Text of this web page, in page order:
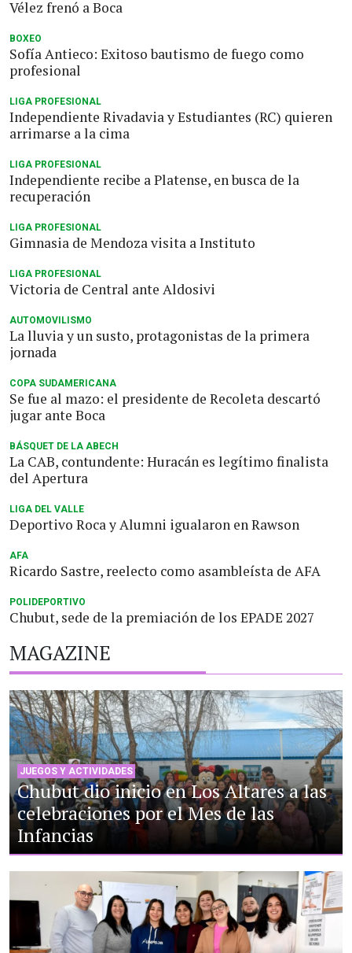
Vélez frenó a Boca
BOXEO
Sofía Antieco: Exitoso bautismo de fuego como
profesional
LIGA PROFESIONAL
Independiente Rivadavia y Estudiantes (RC) quieren
arrimarse a la cima
LIGA PROFESIONAL
Independiente recibe a Platense, en busca de la
recuperación
LIGA PROFESIONAL
Gimnasia de Mendoza visita a Instituto
LIGA PROFESIONAL
Victoria de Central ante Aldosivi
AUTOMOVILISMO
La lluvia y un susto, protagonistas de la primera
jornada
COPA SUDAMERICANA
Se fue al mazo: el presidente de Recoleta descartó
jugar ante Boca
BÁSQUET DE LA ABECH
La CAB, contundente: Huracán es legítimo finalista
del Apertura
LIGA DEL VALLE
Deportivo Roca y Alumni igualaron en Rawson
AFA
Ricardo Sastre, reelecto como asambleísta de AFA
POLIDEPORTIVO
Chubut, sede de la premiación de los EPADE 2027
MAGAZINE
JUEGOS Y ACTIVIDADES
Chubut dio inicio en Los Altares a las
celebraciones por el Mes de las
Infancias